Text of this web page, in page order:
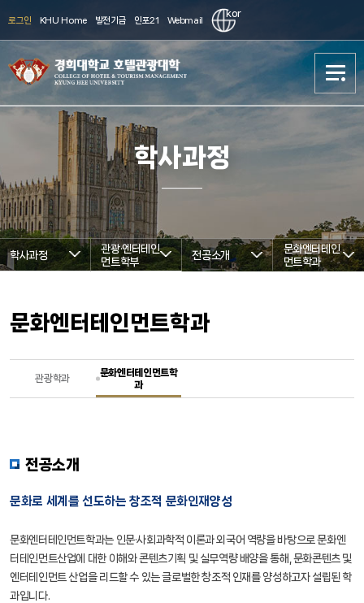
로그인 KHU Home 발전기금 인포21 Webmail
kor
학사과정
현장실습/취업
공지사항
학사과정
현장실습/취업
공지사항
학사과정
학사과정
관광·엔터테인
먼트학부
전공소개
문화엔터테인
먼트학과
문화엔터테인먼트학과
관광학과
문화엔터테인먼트학
과
전공소개
문화로 세계를 선도하는 창조적 문화인재양성
문화엔터테인먼트학과는 인문·사회과학적 이론과 외국어 역량을 바탕으로 문화엔
터테인먼트산업에 대한 이해와 콘텐츠기획 및 실무역량 배양을 통해, 문화콘텐츠 및
엔터테인먼트 산업을 리드할 수 있는 글로벌한 창조적 인재를 양성하고자 설립된 학
과입니다.